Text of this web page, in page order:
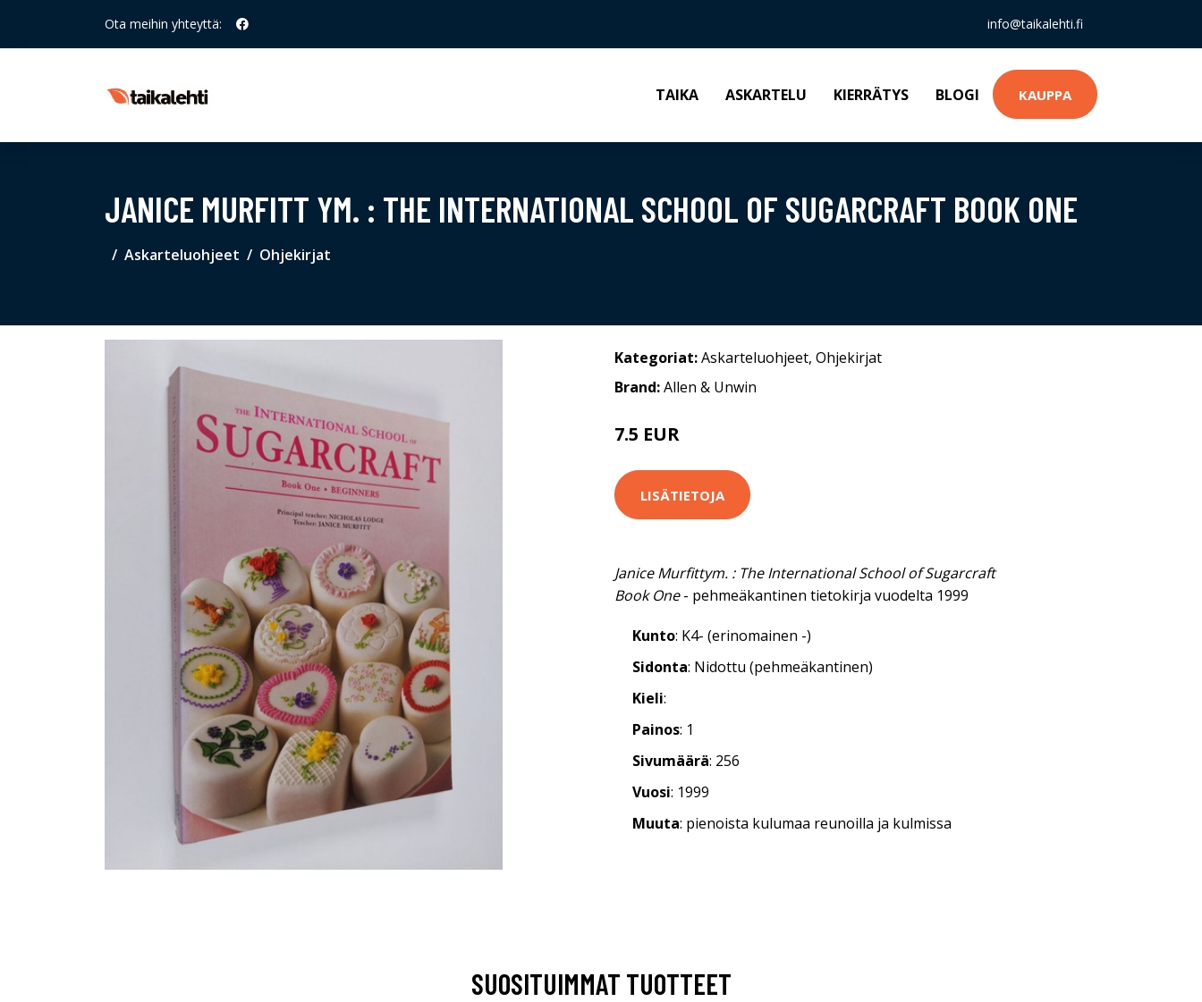
Ota meihin yhteyttä: info@taikalehti.fi
TAIKA ASKARTELU KIERRÄTYS BLOGI KAUPPA
JANICE MURFITT YM. : THE INTERNATIONAL SCHOOL OF SUGARCRAFT BOOK ONE
Askarteluohjeet Ohjekirjat
Kategoriat:Askarteluohjeet, Ohjekirjat
Brand:Allen & Unwin
7.5 EUR
LISÄTIETOJA
Janice Murfittym. : The International School of Sugarcraft
Book One- pehmeäkantinen tietokirja vuodelta 1999
Kunto: K4- (erinomainen -)
Sidonta: Nidottu (pehmeäkantinen)
Kieli:
Painos: 1
Sivumäärä: 256
Vuosi: 1999
Muuta: pienoista kulumaa reunoilla ja kulmissa
SUOSITUIMMAT TUOTTEET